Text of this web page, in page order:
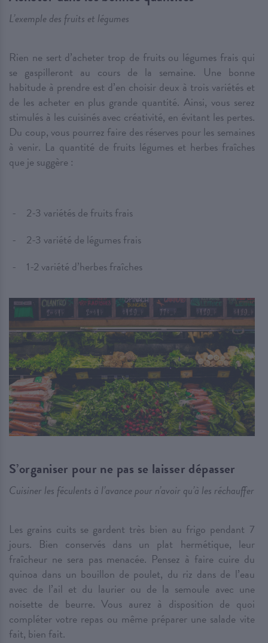
L’exemple des fruits et légumes
Rien ne sert d’acheter trop de fruits ou légumes frais qui
se gaspilleront au cours de la semaine. Une bonne
habitude à prendre est d’en choisir deux à trois variétés et
de les acheter en plus grande quantité. Ainsi, vous serez
stimulés à les cuisinés avec créativité, en évitant les pertes.
Du coup, vous pourrez faire des réserves pour les semaines
à venir. La quantité de fruits légumes et herbes fraîches
que je suggère :
2-3 variétés de fruits frais
2-3 variété de légumes frais
1-2 variété d’herbes fraîches
S’organiser pour ne pas se laisser dépasser
Cuisiner les féculents à l’avance pour n’avoir qu’à les réchauffer
Les grains cuits se gardent très bien au frigo pendant 7
jours. Bien conservés dans un plat hermétique, leur
fraîcheur ne sera pas menacée. Pensez à faire cuire du
quinoa dans un bouillon de poulet, du riz dans de l’eau
avec de l’ail et du laurier ou de la semoule avec une
noisette de beurre. Vous aurez à disposition de quoi
compléter votre repas ou même préparer une salade vite
fait, bien fait.